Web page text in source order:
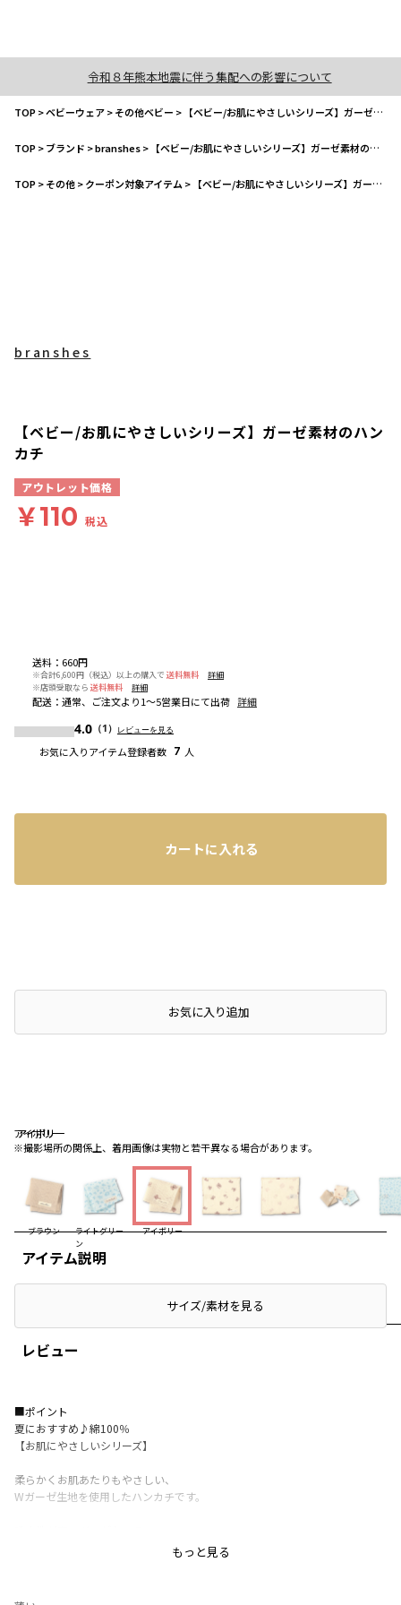
令和８年熊本地震に伴う集配への影響について
TOP>ベビーウェア>その他ベビー > 【ベビー/お肌にやさしいシリーズ】ガーゼ素材のハンカチ
TOP>ブランド >branshes> 【ベビー/お肌にやさしいシリーズ】ガーゼ素材のハンカチ
TOP>その他>クーポン対象アイテム > 【ベビー/お肌にやさしいシリーズ】ガーゼ素材のハンカチ
アイボリー
※撮影場所の関係上、着用画像は実物と若干異なる場合があります。
アイボリー
アイボリー
ブラウン
ライトグリー
ン
アイボリー
レビュー
送料 ： 660円
※合計6,600円（税込）以上の購入で 送料無料
詳細
※店頭受取なら 送料無料 詳細
配送 ： 通常、ご注文より1～5営業日にて出荷 詳細
4.0 （1） レビューを見る
お気に入りアイテム登録者数 7 人
branshes
【ベビー/お肌にやさしいシリーズ】ガーゼ素材のハン
カチ
アウトレット価格
￥110 税込
カートに入れる
お気に入り追加
アイテム説明
サイズ/素材を見る
■ポイント
夏におすすめ♪綿100％
【お肌にやさしいシリーズ】
柔らかくお肌あたりもやさしい、
Wガーゼ生地を使用したハンカチです。
お口まわりや汗拭きにもおすすめ。
ギフトのプラスアイテムにおすすめ。
もっと見る